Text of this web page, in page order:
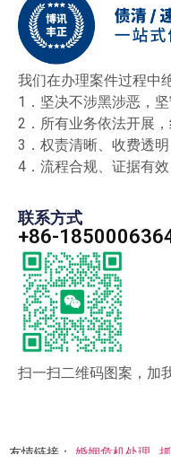
我们在办理案件过程中
1．坚决不涉黑涉恶，
2．所有业务依法开展
3．权责清晰、收费透
4．流程合规、证据有
联系方式
+86-
扫一扫二维码图案，加
友情链接： 婚姻危机处理